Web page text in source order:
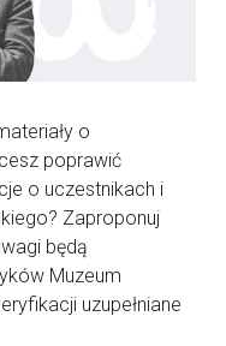
o
poprawić
o uczestnikach i
Zaproponuj
będą
Muzeum
uzupełniane